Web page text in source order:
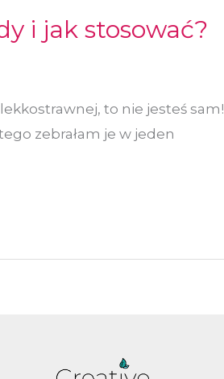
i jak stosować?
to nie jesteś sam!
zebrałam je w jeden